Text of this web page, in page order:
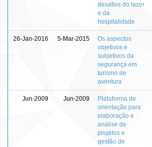
desafios do lazer
e da
hospitalidade
26-Jan-2016 5-Mar-2015
Os aspectos
objetivos e
subjetivos da
segurança em
turismo de
aventura
Jun-2009 Jun-2009
Plataforma de
orientação para
elaboração e
análise de
projetos e
gestão de